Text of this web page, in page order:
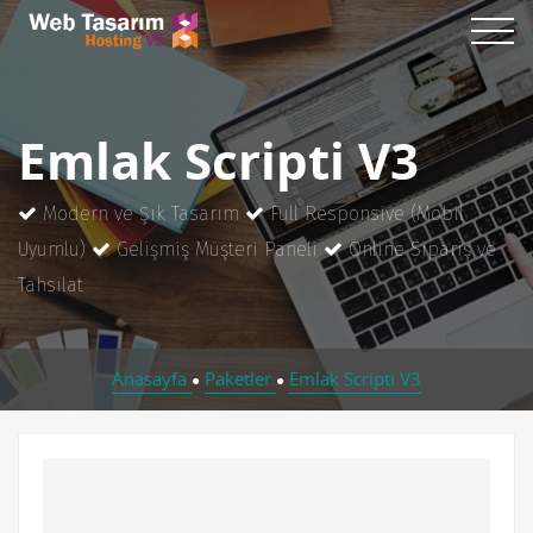
Emlak Scripti V3
Modern ve Şık Tasarım
Full Responsive (Mobil
Uyumlu)
Gelişmiş Müşteri Paneli
Online Sipariş ve
Tahsilat
Anasayfa ● Paketler ● Emlak Scripti V3